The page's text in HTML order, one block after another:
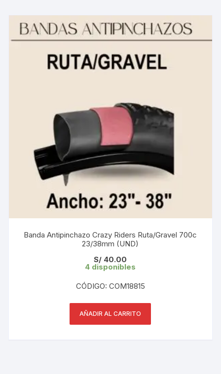
Banda Antipinchazo Crazy Riders Ruta/Gravel 700c
23/38mm (UND)
S/ 40.00
4 disponibles
CÓDIGO: COM18815
AÑADIR AL CARRITO